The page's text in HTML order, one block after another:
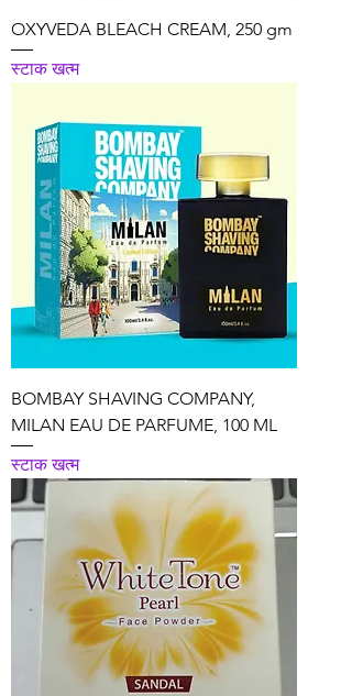
OXYVEDA BLEACH CREAM, 250 gm
स्टाक खत्म
BOMBAY SHAVING COMPANY,
MILAN EAU DE PARFUME, 100 ML
स्टाक खत्म